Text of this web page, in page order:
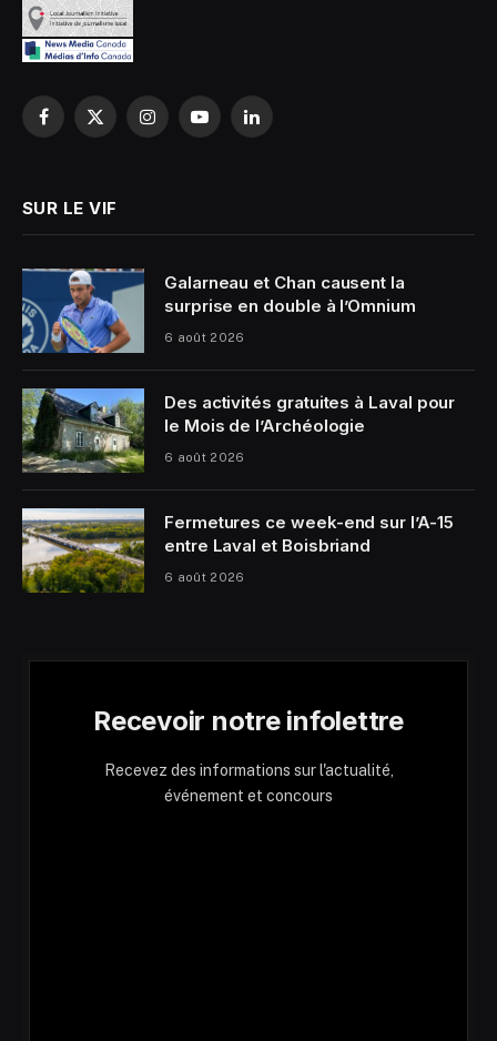
Facebook
X
InstagramYouTubeLinkedIn
SUR LE VIF
Galarneau et Chan causent la
surprise en double à l’Omnium
6 août 2026
Des activités gratuites à Laval pour
le Mois de l’Archéologie
6 août 2026
Fermetures ce week-end sur l’A-15
entre Laval et Boisbriand
6 août 2026
Recevoir notre infolettre
Recevez des informations sur l'actualité,
événement et concours